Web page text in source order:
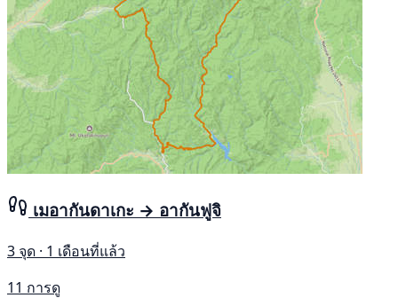
เมอากันดาเกะ → อากันฟูจิ
3 จุด · 1 เดือนที่แล้ว
11 การดู